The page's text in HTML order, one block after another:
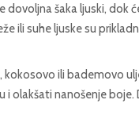
dovoljna šaka ljuski, dok
ili suhe ljuske su
kokosovo ili bademovo
i olakšati nanošenje boje.